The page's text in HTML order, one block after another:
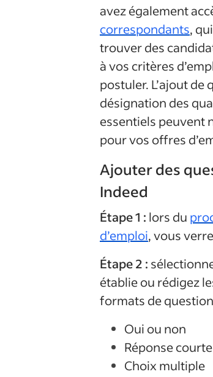
avez également
correspondants,
trouver des
à vos critères
postuler. L’ajout
désignation des
essentiels peuvent
pour vos offres
Ajouter des
Indeed
Étape 1 : lors du
d’emploi, vous
Étape 2 :
établie ou rédigez
formats de
Oui ou non
Réponse courte
Choix multiple